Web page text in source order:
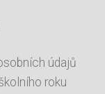
údajů
roku